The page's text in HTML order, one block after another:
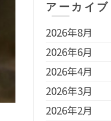
アーカイブ
2026年8月
2026年6月
2026年4月
2026年3月
2026年2月